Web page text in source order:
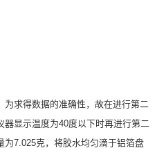
为求得数据的准确性，故在进行第二
显示温度为40度以下时再进行第二
7.025克，将胶水均匀滴于铝箔盘